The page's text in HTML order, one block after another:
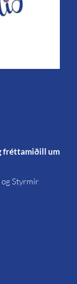
fréttamiðill um
Styrmir